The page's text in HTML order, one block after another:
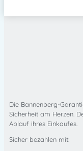
Die Bannenberg-
Sicherheit am Herzen.
Ablauf ihres Einkaufes.
Sicher bezahlen mit: